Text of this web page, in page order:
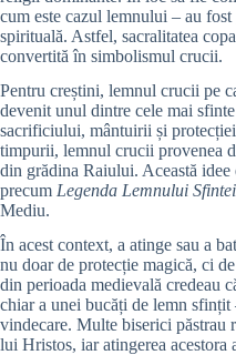
cum este cazul lemnului – au
spirituală. Astfel, sacralitatea
convertită în simbolismul crucii.
Pentru creștini, lemnul crucii pe
devenit unul dintre cele mai
sacrificiului, mântuirii și
timpurii, lemnul crucii provenea
din grădina Raiului. Această idee
precum Legenda Lemnului
Mediu.
În acest context, a atinge sau a
nu doar de protecție magică, ci
din perioada medievală credeau
chiar a unei bucăți de lemn sfințit
vindecare. Multe biserici păstrau
lui Hristos, iar atingerea acestora